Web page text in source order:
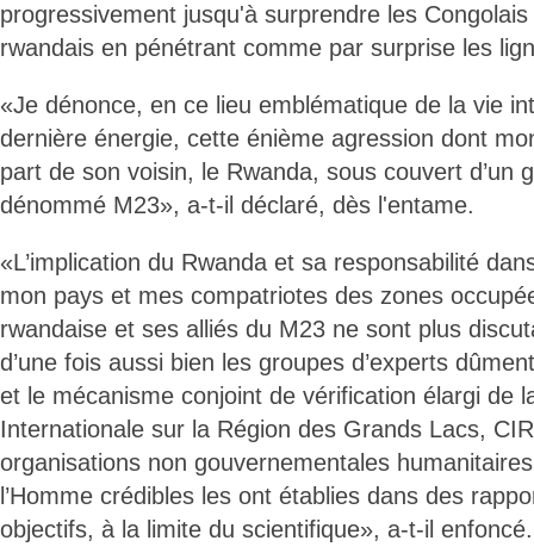
progressivement jusqu'à surprendre les
rwandais en pénétrant comme par surprise les
«Je dénonce, en ce lieu emblématique de la vie
dernière énergie, cette énième agression dont
part de son voisin, le Rwanda, sous couvert d’un
dénommé M23», a-t-il déclaré, dès l'entame.
«L’implication du Rwanda et sa responsabilité
mon pays et mes compatriotes des zones
rwandaise et ses alliés du M23 ne sont plus
d’une fois aussi bien les groupes d’experts
et le mécanisme conjoint de vérification élargi de
Internationale sur la Région des Grands Lacs,
organisations non gouvernementales
l’Homme crédibles les ont établies dans des
objectifs, à la limite du scientifique», a-t-il enfoncé.